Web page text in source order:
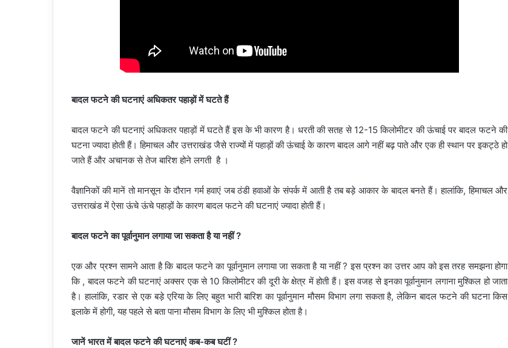
बादल फटने की घटनाएं अधिकतर पहाड़ों में घटते हैं
बादल फटने की घटनाएं अधिकतर पहाड़ों में घटते हैं इस के भी कारण है। धरती की सतह से 12-15 किलोमीटर की ऊंचाई पर बादल फटने की
घटना ज्यादा होती हैं। हिमाचल और उत्तराखंड जैसे राज्यों में पहाड़ों की ऊंचाई के कारण बादल आगे नहीं बढ़ पाते और एक ही स्थान पर इकट्ठे हो
जाते हैं और अचानक से तेज बारिश होने लगती है ।
वैज्ञानिकों की मानें तो मानसून के दौरान गर्म हवाएं जब ठंडी हवाओं के संपर्क में आती है तब बड़े आकार के बादल बनते हैं। हालांकि, हिमाचल और
उत्तराखंड में ऐसा ऊंचे ऊंचे पहाड़ों के कारण बादल फटने की घटनाएं ज्‍यादा होती हैं।
बादल फटने का पूर्वानुमान लगाया जा सकता है या नहीं ?
एक और प्रश्न सामने आता है कि बादल फटने का पूर्वानुमान लगाया जा सकता है या नहीं ? इस प्रश्न का उत्तर आप को इस तरह समझना होगा
कि , बादल फटने की घटनाएं अक्सर एक से 10 किलोमीटर की दूरी के क्षेत्र में होती हैं। इस वजह से इनका पूर्वानुमान लगाना मुश्किल हो जाता
है। हालांकि, रडार से एक बड़े एरिया के लिए बहुत भारी बारिश का पूर्वानुमान मौसम विभाग लगा सकता है, लेकिन बादल फटने की घटना किस
इलाके में होगी, यह पहले से बता पाना मौसम विभाग के लिए भी मुश्किल होता है।
जानें भारत में बादल फटने की घटनाएं कब-कब घटीं ?